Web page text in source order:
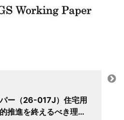
ー（26-017J）住宅用
推進を終えるべき理…